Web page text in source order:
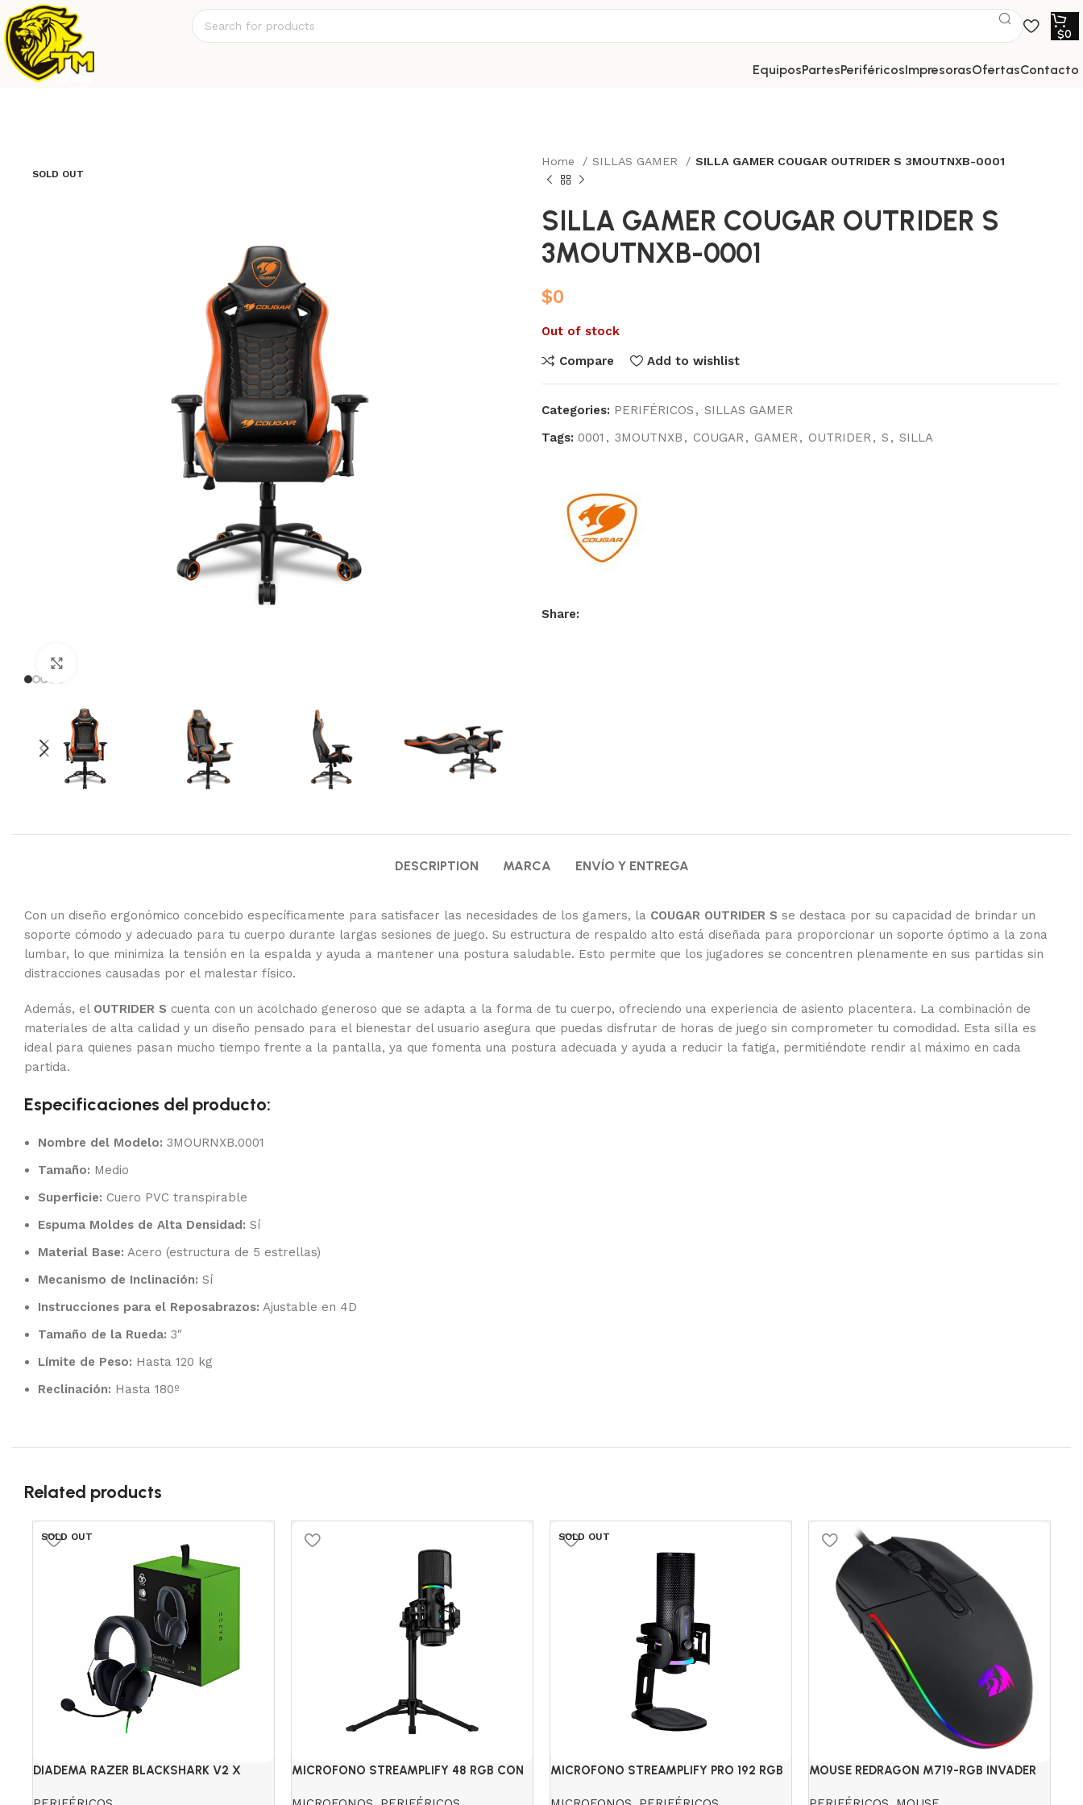
$0
equipos partes periféricos impresoras ofertas contacto
SOLD OUT
Home SILLAS GAMER SILLA GAMER COUGAR OUTRIDER S 3MOUTNXB-0001
SILLA GAMER COUGAR OUTRIDER S
3MOUTNXB-0001
$0
Out of stock
Compare Add to wishlist
Categories: PERIFÉRICOS , SILLAS GAMER
Tags: 0001 , 3MOUTNXB , COUGAR, GAMER, OUTRIDER, S , SILLA
Share:
DESCRIPTION MARCA ENVÍO Y ENTREGA
Con un diseño ergonómico concebido específicamente para satisfacer las necesidades de los gamers, la COUGAR OUTRIDER S se destaca por su capacidad de brindar un
soporte cómodo y adecuado para tu cuerpo durante largas sesiones de juego. Su estructura de respaldo alto está diseñada para proporcionar un soporte óptimo a la zona
lumbar, lo que minimiza la tensión en la espalda y ayuda a mantener una postura saludable. Esto permite que los jugadores se concentren plenamente en sus partidas sin
distracciones causadas por el malestar físico.
Además, el OUTRIDER S cuenta con un acolchado generoso que se adapta a la forma de tu cuerpo, ofreciendo una experiencia de asiento placentera. La combinación de
materiales de alta calidad y un diseño pensado para el bienestar del usuario asegura que puedas disfrutar de horas de juego sin comprometer tu comodidad. Esta silla es
ideal para quienes pasan mucho tiempo frente a la pantalla, ya que fomenta una postura adecuada y ayuda a reducir la fatiga, permitiéndote rendir al máximo en cada
partida.
Especificaciones del producto:
Nombre del Modelo: 3MOURNXB.0001
Tamaño: Medio
Superficie: Cuero PVC transpirable
Espuma Moldes de Alta Densidad: Sí
Material Base: Acero (estructura de 5 estrellas)
Mecanismo de Inclinación: Sí
Instrucciones para el Reposabrazos: Ajustable en 4D
Tamaño de la Rueda: 3″
Límite de Peso: Hasta 120 kg
Reclinación: Hasta 180º
Related products
SOLD OUT
DIADEMA RAZER BLACKSHARK V2 X
MICROFONO STREAMPLIFY 48 RGB CON
SOLD OUT
MICROFONO STREAMPLIFY PRO 192 RGB MOUSE REDRAGON M719-RGB INVADER